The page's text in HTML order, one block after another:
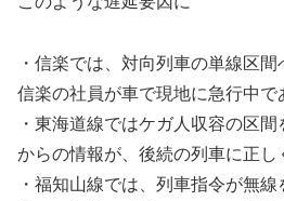
・信楽では、対向列車の単線区間
信楽の社員が車で現地に急行中で
・東海道線ではケガ人収容の区
からの情報が、後続の列車に正し
・福知山線では、列車指令が無